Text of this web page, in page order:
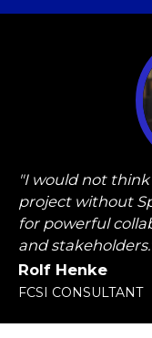
"I would not
project without
for powerful
and
Rolf Henke
FCSI CONSULTANT